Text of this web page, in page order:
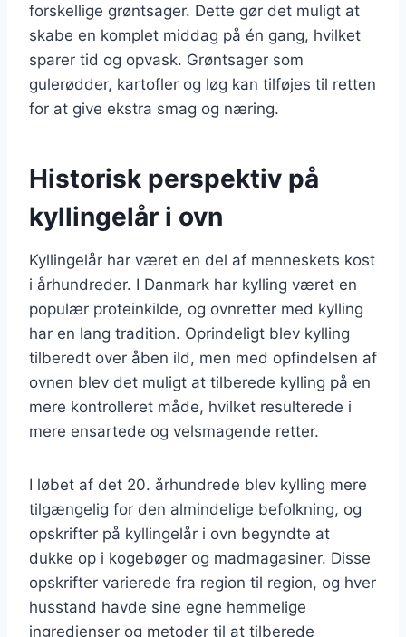
forskellige grøntsager. Dette gør det muligt at
skabe en komplet middag på én gang, hvilket
sparer tid og opvask. Grøntsager som
gulerødder, kartofler og løg kan tilføjes til retten
for at give ekstra smag og næring.
Historisk perspektiv på
kyllingelår i ovn
Kyllingelår har været en del af menneskets kost
i århundreder. I Danmark har kylling været en
populær proteinkilde, og ovnretter med kylling
har en lang tradition. Oprindeligt blev kylling
tilberedt over åben ild, men med opfindelsen af
ovnen blev det muligt at tilberede kylling på en
mere kontrolleret måde, hvilket resulterede i
mere ensartede og velsmagende retter.
I løbet af det 20. århundrede blev kylling mere
tilgængelig for den almindelige befolkning, og
opskrifter på kyllingelår i ovn begyndte at
dukke op i kogebøger og madmagasiner. Disse
opskrifter varierede fra region til region, og hver
husstand havde sine egne hemmelige
ingredienser og metoder til at tilberede